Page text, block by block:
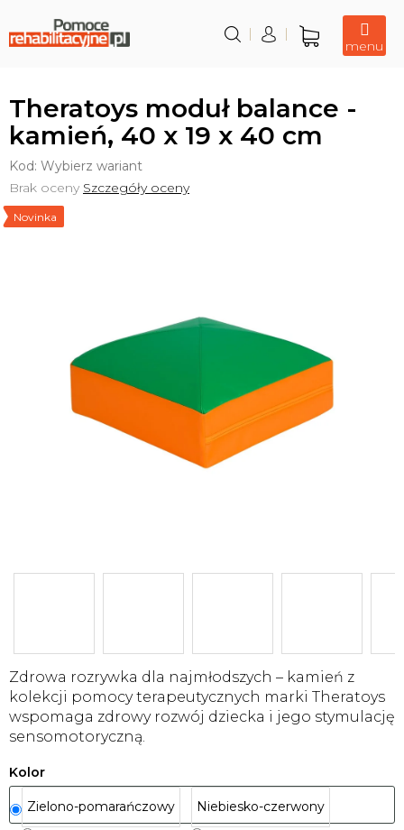
treści
Koszyk
Theratoys moduł balance -
kamień, 40 x 19 x 40 cm
Kod: Wybierz wariant
Novinka
Średnia
ocena
produktu
Brak oceny Szczegóły oceny
Kolor
Zielono-pomarańczowy Niebiesko-czerwony
Zdrowa rozrywka dla najmłodszych – kamień z
kolekcji pomocy terapeutycznych marki Theratoys
wspomaga zdrowy rozwój dziecka i jego stymulację
sensomotoryczną.